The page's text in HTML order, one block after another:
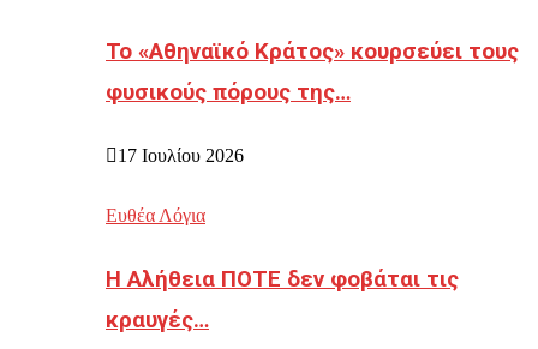
Το «Αθηναϊκό Κράτος» κουρσεύει τους
φυσικούς πόρους της…
17 Ιουλίου 2026
Ευθέα Λόγια
Η Αλήθεια ΠΟΤΕ δεν φοβάται τις
κραυγές…